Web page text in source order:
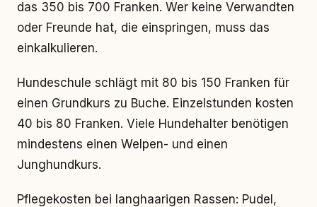
das 350 bis 700 Franken. Wer keine Verwandten
oder Freunde hat, die einspringen, muss das
einkalkulieren.
Hundeschule schlägt mit 80 bis 150 Franken für
einen Grundkurs zu Buche. Einzelstunden kosten
40 bis 80 Franken. Viele Hundehalter benötigen
mindestens einen Welpen- und einen
Junghundkurs.
Pflegekosten bei langhaarigen Rassen: Pudel,